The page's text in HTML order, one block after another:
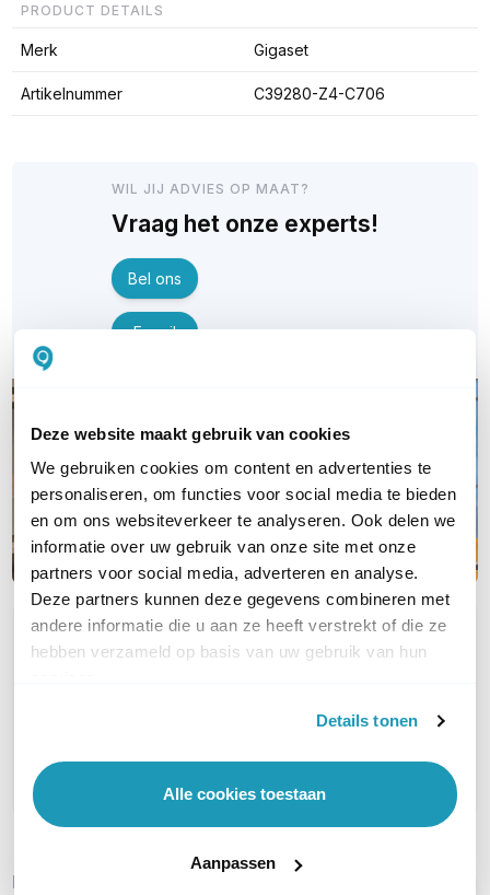
Deze website maakt gebruik van cookies
We gebruiken cookies om content en advertenties te
personaliseren, om functies voor social media te bieden
en om ons websiteverkeer te analyseren. Ook delen we
informatie over uw gebruik van onze site met onze
partners voor social media, adverteren en analyse.
Deze partners kunnen deze gegevens combineren met
andere informatie die u aan ze heeft verstrekt of die ze
hebben verzameld op basis van uw gebruik van hun
Details tonen
Alle cookies toestaan
Aanpassen
PRODUCT DETAILS
Merk Gigaset
Artikelnummer C39280-Z4-C706
WIL JIJ ADVIES OP MAAT?
Vraag het onze experts!
Bel ons
E-mail
REVIEWS